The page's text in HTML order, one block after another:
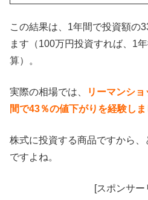
この結果は、1年間で投資額の
ます（100万円投資すれば、1
算）。
実際の相場では、
リーマンシ
間で43％の値下がりを経験しま
株式に投資する商品ですから
ですよね。
[スポンサー